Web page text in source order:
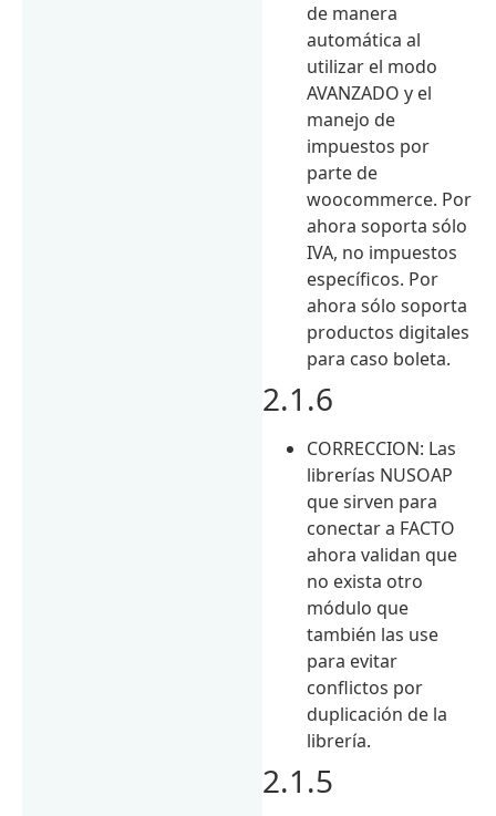
de manera
automática al
utilizar el modo
AVANZADO y el
manejo de
impuestos por
parte de
woocommerce. Por
ahora soporta sólo
IVA, no impuestos
específicos. Por
ahora sólo soporta
productos digitales
para caso boleta.
2.1.6
CORRECCION: Las
librerías NUSOAP
que sirven para
conectar a FACTO
ahora validan que
no exista otro
módulo que
también las use
para evitar
conflictos por
duplicación de la
librería.
2.1.5